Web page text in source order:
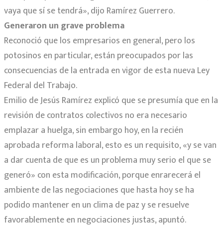
vaya que sí se tendrá», dijo Ramírez Guerrero.
Generaron un grave problema
Reconoció que los empresarios en general, pero los
potosinos en particular, están preocupados por las
consecuencias de la entrada en vigor de esta nueva Ley
Federal del Trabajo.
Emilio de Jesús Ramírez explicó que se presumía que en la
revisión de contratos colectivos no era necesario
emplazar a huelga, sin embargo hoy, en la recién
aprobada reforma laboral, esto es un requisito, «y se van
a dar cuenta de que es un problema muy serio el que se
generó» con esta modificación, porque enrarecerá el
ambiente de las negociaciones que hasta hoy se ha
podido mantener en un clima de paz y se resuelve
favorablemente en negociaciones justas, apuntó.